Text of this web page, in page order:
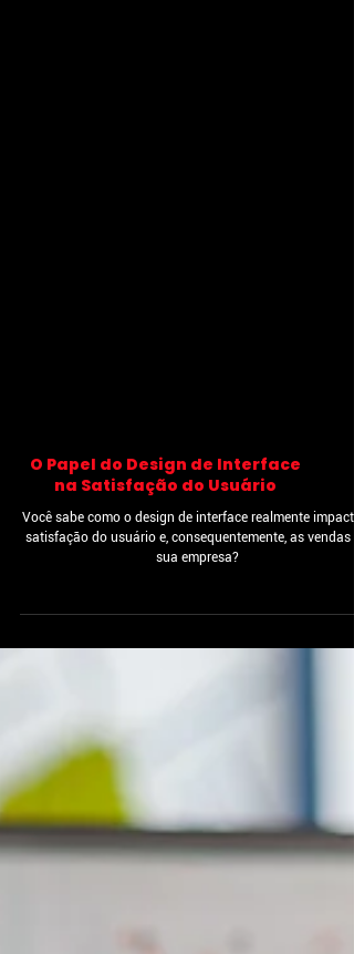
na Satisfação do Usuário
Você sabe como o design de interface realmente